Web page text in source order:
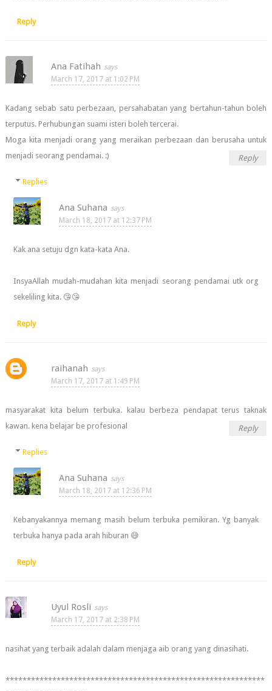
Reply
Ana Fatihah
March 17, 2017 at 1:02 PM
Kadang sebab satu perbezaan, persahabatan yang bertahun-tahun boleh
terputus. Perhubungan suami isteri boleh tercerai.
Moga kita menjadi orang yang meraikan perbezaan dan berusaha untuk
menjadi seorang pendamai. :)
Reply
Replies
Ana Suhana
March 18, 2017 at 12:37 PM
Kak ana setuju dgn kata-kata Ana.
InsyaAllah mudah-mudahan kita menjadi seorang pendamai utk org
sekeliling kita. 😘😘
Reply
raihanah
March 17, 2017 at 1:49 PM
masyarakat kita belum terbuka. kalau berbeza pendapat terus taknak
kawan. kena belajar be profesional
Reply
Replies
Ana Suhana
March 18, 2017 at 12:36 PM
Kebanyakannya memang masih belum terbuka pemikiran. Yg banyak
terbuka hanya pada arah hiburan 😅
Reply
Uyul Rosli
March 17, 2017 at 2:38 PM
nasihat yang terbaik adalah dalam menjaga aib orang yang dinasihati.
*************************************************************